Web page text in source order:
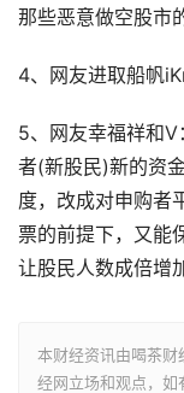
那些恶意做空股市
4、网友进取船帆
5、网友幸福祥和
者(新股民)新的资
度，改成对申购者
票的前提下，又能
让股民人数成倍增
本财经资讯由喝茶
经网立场和观点，如